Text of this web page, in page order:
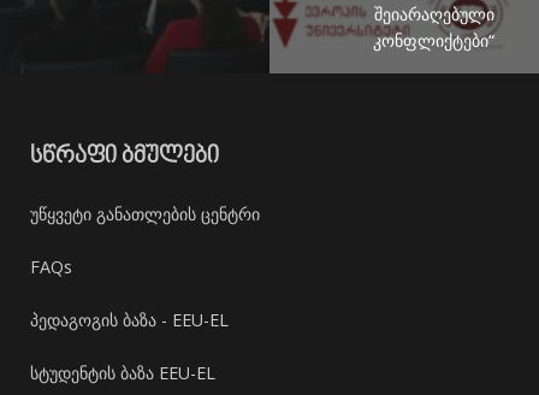
შეიარაღებული
კონფლიქტები“
ᲡᲬᲠᲐᲤᲘ ᲑᲛᲣᲚᲔᲑᲘ
უწყვეტი განათლების ცენტრი
FAQs
პედაგოგის ბაზა - EEU-EL
სტუდენტის ბაზა EEU-EL